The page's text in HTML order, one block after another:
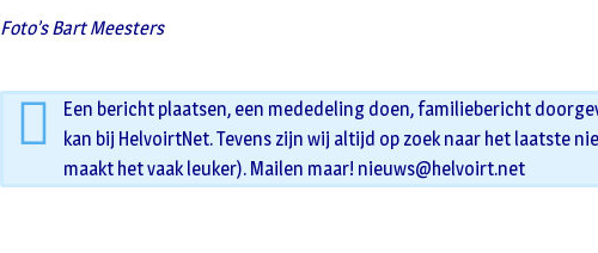
Foto’s Bart Meesters
Een bericht plaatsen, een mededeling doen, familiebericht
kan bij HelvoirtNet. Tevens zijn wij altijd op zoek naar het laatste
maakt het vaak leuker). Mailen maar! nieuws@helvoirt.net